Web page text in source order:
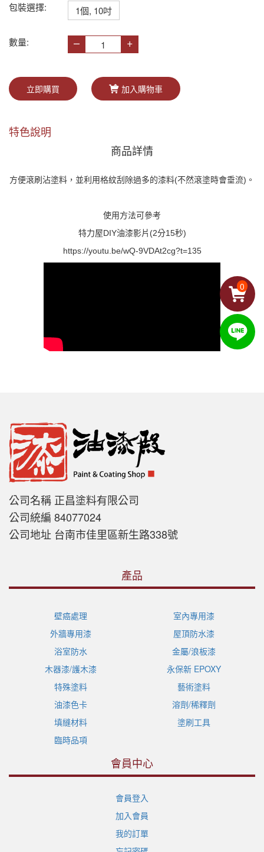
包裝選擇: 1個, 10吋
數量: – +
立即購買 加入購物車
特色說明
商品詳情
方便滾刷沾塗料，並利用格紋刮除過多的漆料(不然滾塗時會垂流)。
使用方法可參考
特力屋DIY油漆影片(2分15秒)
https://youtu.be/wQ-9VDAt2cg?t=135
公司名稱 正昌塗料有限公司
公司統編 84077024
公司地址 台南市佳里區新生路338號
產品
壁癌處理
室內專用漆
外牆專用漆
屋頂防水漆
浴室防水
金屬/浪板漆
木器漆/護木漆
永保新 EPOXY
特殊塗料
藝術塗料
油漆色卡
溶劑/稀釋劑
填縫材料
塗刷工具
臨時品項
會員中心
會員登入
加入會員
我的訂單
0